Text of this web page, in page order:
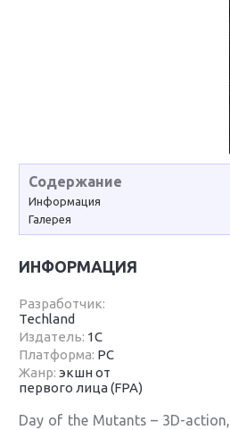
Содержание
Информация
Галерея
ИНФОРМАЦИЯ
Разработчик:
Techland
Издатель: 1С
Платформа: PC
Жанр:экшн от
первого лица (FPA)
Day of the Mutants – 3D-